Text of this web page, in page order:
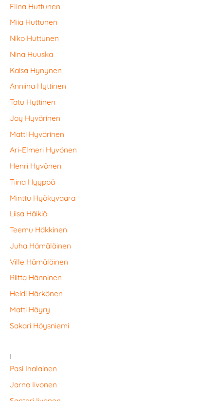
Elina Huttunen
Miia Huttunen
Niko Huttunen
Nina Huuska
Kaisa Hynynen
Anniina Hyttinen
Tatu Hyttinen
Joy Hyvärinen
Matti Hyvärinen
Ari-Elmeri Hyvönen
Henri Hyvönen
Tiina Hyyppä
Minttu Hyökyvaara
Liisa Häikiö
Teemu Häkkinen
Juha Hämäläinen
Ville Hämäläinen
Riitta Hänninen
Heidi Härkönen
Matti Häyry
Sakari Höysniemi
I
Pasi Ihalainen
Jarno Iivonen